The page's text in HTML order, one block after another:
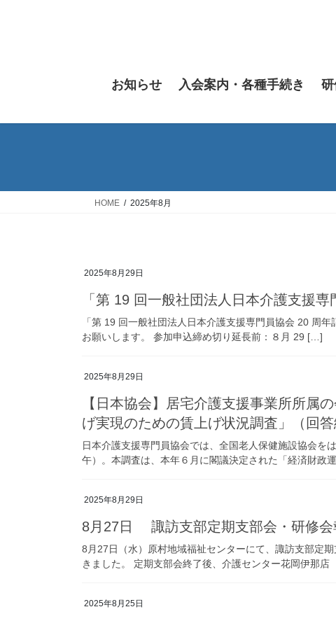
キ
に
お知らせ 入会案内・各種手続き
HOME 2025年8月
2025年8月29日
「第 19 回一般社団法人日本介護支援
「第 19 回一般社団法人日本介護支援専門員協会 20 周
お願いします。 参加申込締め切り延長前：８月 29 […]
2025年8月29日
【日本協会】居宅介護支援事業所所属
げ実現のための賃上げ状況調査」（回答
日本介護支援専門員協会では、全国老人保健施設協会を
午）。本調査は、本年６月に閣議決定された「経済財政
2025年8月29日
8月27日 諏訪支部定期支部会・研修会
8月27日（水）原村地域福祉センターにて、諏訪支部定
きました。 定期支部会終了後、介護センター花岡伊那
2025年8月25日